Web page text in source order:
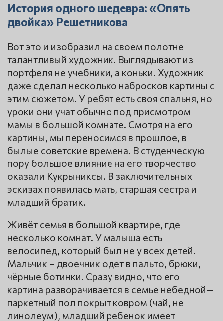
История одного шедевра: «Опять
двойка» Решетникова
Вот это и изобразил на своем полотне
талантливый художник. Выглядывают из
портфеля не учебники, а коньки. Художник
даже сделал несколько набросков картины с
этим сюжетом. У ребят есть своя спальня, но
уроки они учат обычно под присмотром
мамы в большой комнате. Смотря на его
картины, мы переносимся в прошлое, в
былые советские времена. В студенческую
пору большое влияние на его творчество
оказали Кукрыниксы. В заключительных
эскизах появилась мать, старшая сестра и
младший братик.
Живёт семья в большой квартире, где
несколько комнат. У малыша есть
велосипед, который был не у всех детей.
Мальчик – двоечник одет в пальто, брюки,
чёрные ботинки. Сразу видно, что его
картина разворачивается в семье небедной—
паркетный пол покрыт ковром (чай, не
линолеум), младший ребенок имеет